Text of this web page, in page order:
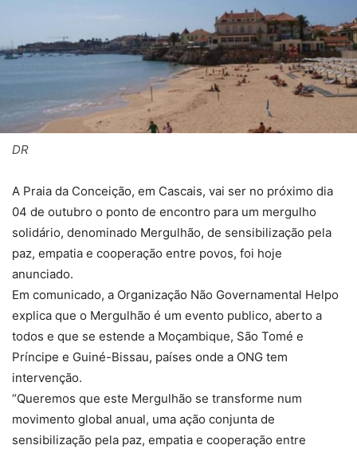
DR
A Praia da Conceição, em Cascais, vai ser no próximo dia
04 de outubro o ponto de encontro para um mergulho
solidário, denominado Mergulhão, de sensibilização pela
paz, empatia e cooperação entre povos, foi hoje
anunciado.
Em comunicado, a Organização Não Governamental Helpo
explica que o Mergulhão é um evento publico, aberto a
todos e que se estende a Moçambique, São Tomé e
Príncipe e Guiné-Bissau, países onde a ONG tem
intervenção.
“Queremos que este Mergulhão se transforme num
movimento global anual, uma ação conjunta de
sensibilização pela paz, empatia e cooperação entre